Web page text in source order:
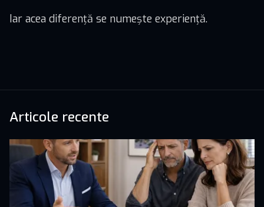
Iar acea diferență se numește experiență.
Articole recente